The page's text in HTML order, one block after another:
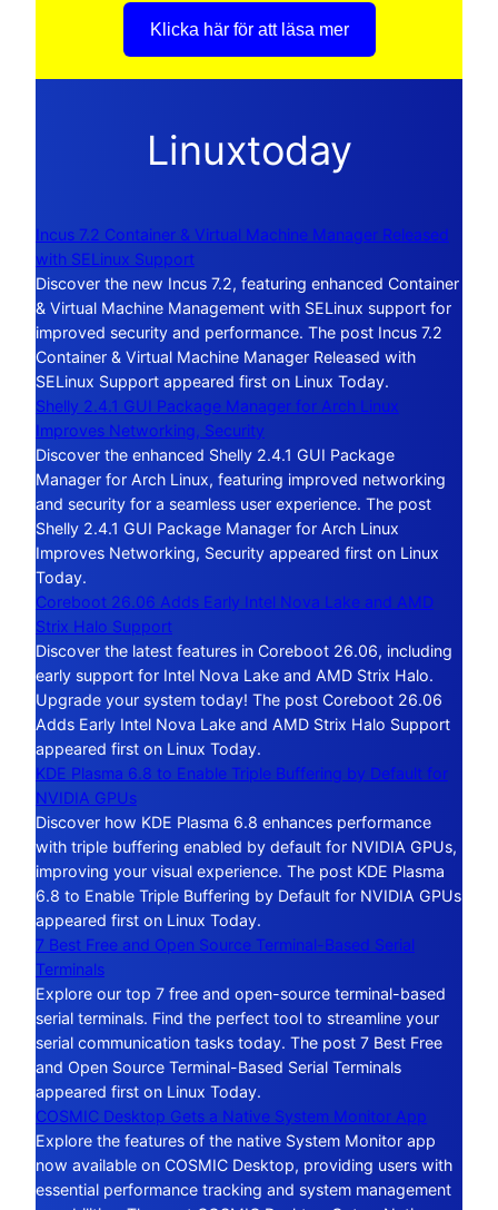
Klicka här för att läsa mer
Linuxtoday
Incus 7.2 Container & Virtual Machine Manager Released
with SELinux Support
Discover the new Incus 7.2, featuring enhanced Container
& Virtual Machine Management with SELinux support for
improved security and performance. The post Incus 7.2
Container & Virtual Machine Manager Released with
SELinux Support appeared first on Linux Today.
Shelly 2.4.1 GUI Package Manager for Arch Linux
Improves Networking, Security
Discover the enhanced Shelly 2.4.1 GUI Package
Manager for Arch Linux, featuring improved networking
and security for a seamless user experience. The post
Shelly 2.4.1 GUI Package Manager for Arch Linux
Improves Networking, Security appeared first on Linux
Today.
Coreboot 26.06 Adds Early Intel Nova Lake and AMD
Strix Halo Support
Discover the latest features in Coreboot 26.06, including
early support for Intel Nova Lake and AMD Strix Halo.
Upgrade your system today! The post Coreboot 26.06
Adds Early Intel Nova Lake and AMD Strix Halo Support
appeared first on Linux Today.
KDE Plasma 6.8 to Enable Triple Buffering by Default for
NVIDIA GPUs
Discover how KDE Plasma 6.8 enhances performance
with triple buffering enabled by default for NVIDIA GPUs,
improving your visual experience. The post KDE Plasma
6.8 to Enable Triple Buffering by Default for NVIDIA GPUs
appeared first on Linux Today.
7 Best Free and Open Source Terminal-Based Serial
Terminals
Explore our top 7 free and open-source terminal-based
serial terminals. Find the perfect tool to streamline your
serial communication tasks today. The post 7 Best Free
and Open Source Terminal-Based Serial Terminals
appeared first on Linux Today.
COSMIC Desktop Gets a Native System Monitor App
Explore the features of the native System Monitor app
now available on COSMIC Desktop, providing users with
essential performance tracking and system management